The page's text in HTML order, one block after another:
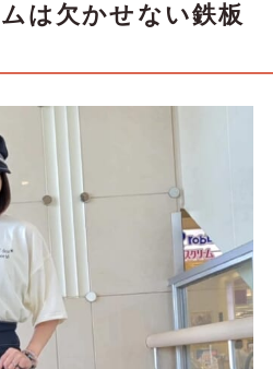
は欠かせない鉄板